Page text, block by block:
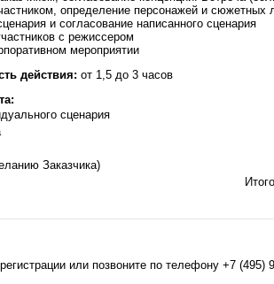
определение персонажей и сюжетных
и согласование написанного сценария
с режиссером
мероприятии
действия: от 1,5 до 3 часов
сценария
Заказчика)
или позвоните по телефону +7 (495)